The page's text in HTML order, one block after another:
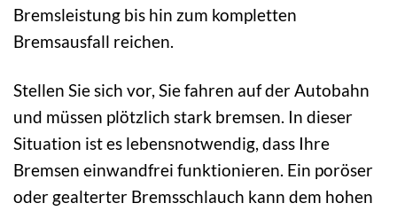
Bremsleistung bis hin zum kompletten
Bremsausfall reichen.
Stellen Sie sich vor, Sie fahren auf der Autobahn
und müssen plötzlich stark bremsen. In dieser
Situation ist es lebensnotwendig, dass Ihre
Bremsen einwandfrei funktionieren. Ein poröser
oder gealterter Bremsschlauch kann dem hohen